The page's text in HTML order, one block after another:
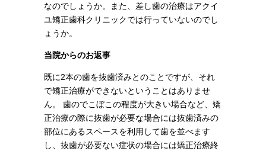
なのでしょうか。また、差し歯の治療はアクイ
ユ矯正歯科クリニックでは行っていないのでし
ょうか。
当院からのお返事
既に2本の歯を抜歯済みとのことですが、それ
で矯正治療ができないということはありませ
ん。 歯のでこぼこの程度が大きい場合など、矯
正治療の際に抜歯が必要な場合には抜歯済みの
部位にあるスペースを利用して歯を並べます
し、抜歯が必要ない症状の場合には矯正治療終